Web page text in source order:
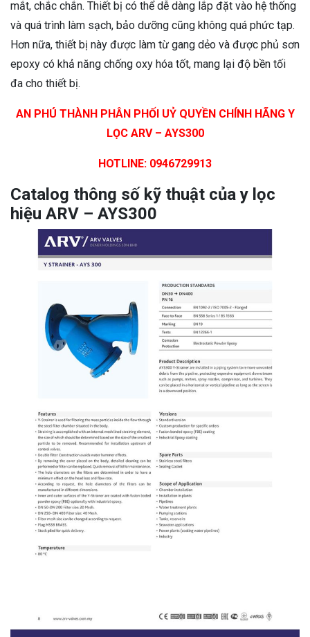
mắt, chắc chắn. Thiết bị có thể dễ dàng lắp đặt vào hệ thống
và quá trình làm sạch, bảo dưỡng cũng không quá phức tạp.
Hơn nữa, thiết bị này được làm từ gang dẻo và được phủ sơn
epoxy có khả năng chống oxy hóa tốt, mang lại độ bền tối
đa cho thiết bị.
AN PHÚ THÀNH PHÂN PHỐI UỶ QUYỀN CHÍNH HÃNG Y
LỌC ARV – AYS300
HOTLINE: 0946729913
Catalog thông số kỹ thuật của y lọc
hiệu ARV – AYS300